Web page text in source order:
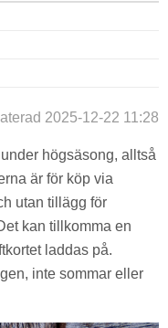
2025-12-22 11:28
högsäsong, alltså
är för köp via
utan tillägg för
kan tillkomma en
laddas på.
inte sommar eller